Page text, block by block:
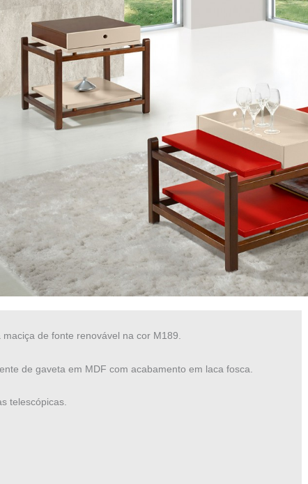
de fonte renovável na cor M189.
de gaveta em MDF com acabamento em laca fosca.
telescópicas.